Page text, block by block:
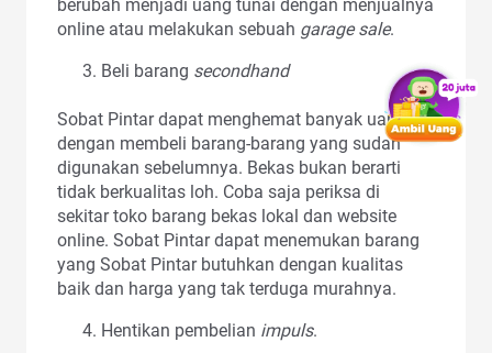
berubah menjadi uang tunai dengan menjualnya
online atau melakukan sebuah garage sale.
Beli barang secondhand
Sobat Pintar dapat menghemat banyak uang
dengan membeli barang-barang yang sudah
digunakan sebelumnya. Bekas bukan berarti
tidak berkualitas loh. Coba saja periksa di
sekitar toko barang bekas lokal dan website
online. Sobat Pintar dapat menemukan barang
yang Sobat Pintar butuhkan dengan kualitas
baik dan harga yang tak terduga murahnya.
Hentikan pembelian impuls.